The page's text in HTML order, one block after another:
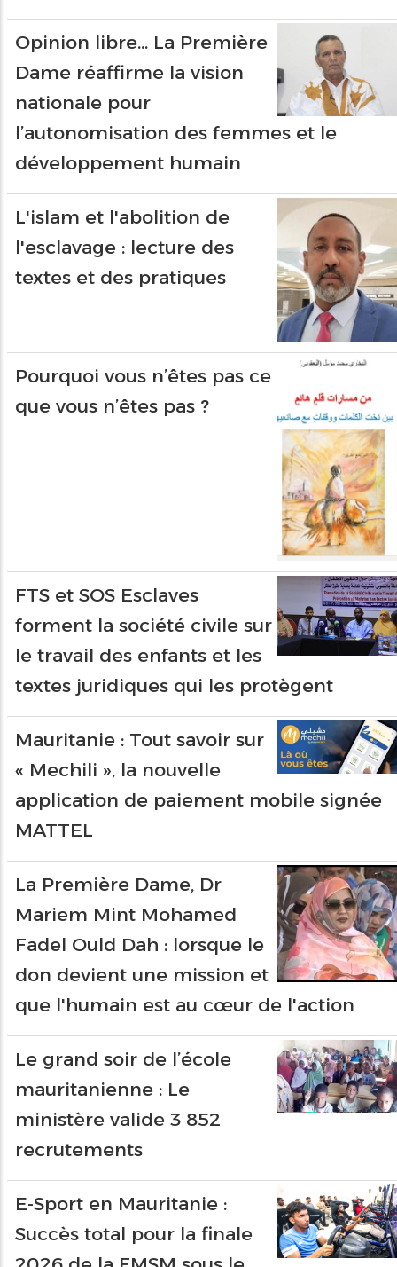
Opinion libre… La Première
Dame réaffirme la vision
nationale pour
l’autonomisation des femmes et le
développement humain
L'islam et l'abolition de
l'esclavage : lecture des
textes et des pratiques
Pourquoi vous n’êtes pas ce
que vous n’êtes pas ?
FTS et SOS Esclaves
forment la société civile sur
le travail des enfants et les
textes juridiques qui les protègent
Mauritanie : Tout savoir sur
« Mechili », la nouvelle
application de paiement mobile signée
MATTEL
La Première Dame, Dr
Mariem Mint Mohamed
Fadel Ould Dah : lorsque le
don devient une mission et
que l'humain est au cœur de l'action
Le grand soir de l’école
mauritanienne : Le
ministère valide 3 852
recrutements
E-Sport en Mauritanie :
Succès total pour la finale